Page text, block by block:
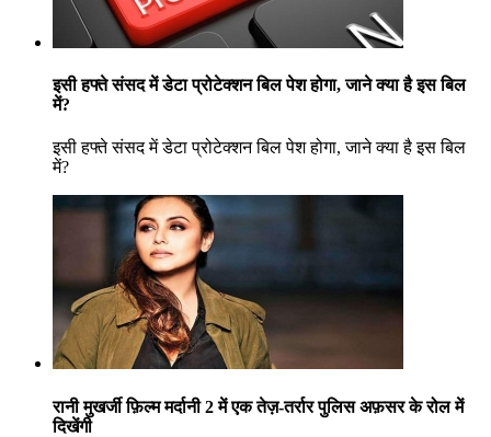
इसी हफ्ते संसद में डेटा प्रोटेक्शन बिल पेश होगा, जाने क्या है इस बिल
में?
इसी हफ्ते संसद में डेटा प्रोटेक्शन बिल पेश होगा, जाने क्या है इस बिल
में?
रानी मुखर्जी फ़िल्म मर्दानी 2 में एक तेज़-तर्रार पुलिस अफ़सर के रोल में
दिखेंगी